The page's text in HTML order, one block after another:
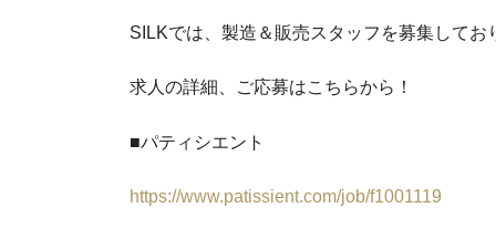
SILKでは、製造＆販売スタッフを募集してお
求人の詳細、ご応募はこちらから！
■パティシエント
https://www.patissient.com/job/f1001119